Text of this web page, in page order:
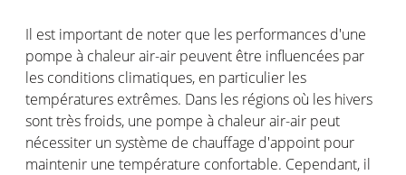
Il est important de noter que les performances d'une
pompe à chaleur air-air peuvent être influencées par
les conditions climatiques, en particulier les
températures extrêmes. Dans les régions où les hivers
sont très froids, une pompe à chaleur air-air peut
nécessiter un système de chauffage d'appoint pour
maintenir une température confortable. Cependant, il